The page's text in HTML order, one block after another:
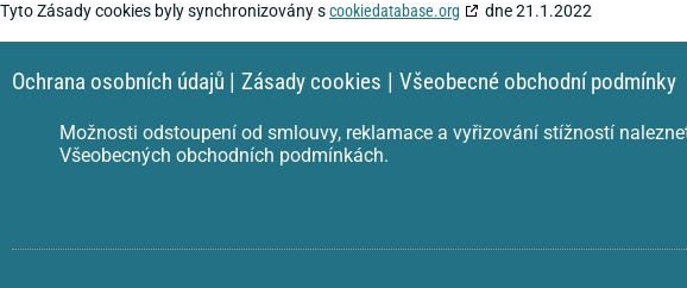
Tyto Zásady cookies byly synchronizovány scookiedatabase.org dne 21.1.2022
Ochrana osobních údajů | Zásady cookies | Všeobecné obchodní podmínky
Možnosti odstoupení od smlouvy, reklamace a vyřizování stížností
Všeobecných obchodních podmínkách.